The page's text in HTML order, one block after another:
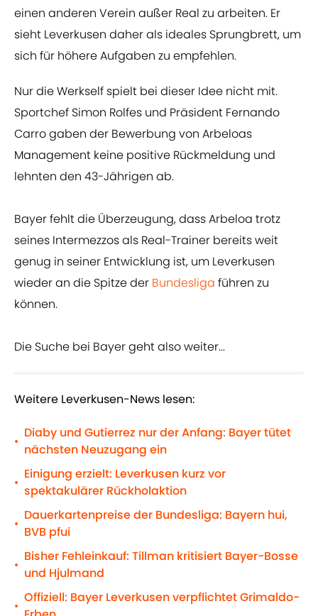
einen anderen Verein außer Real zu arbeiten. Er
sieht Leverkusen daher als ideales Sprungbrett, um
sich für höhere Aufgaben zu empfehlen.
Nur die Werkself spielt bei dieser Idee nicht mit.
Sportchef Simon Rolfes und Präsident Fernando
Carro gaben der Bewerbung von Arbeloas
Management keine positive Rückmeldung und
lehnten den 43-Jährigen ab.
Bayer fehlt die Überzeugung, dass Arbeloa trotz
seines Intermezzos als Real-Trainer bereits weit
genug in seiner Entwicklung ist, um Leverkusen
wieder an die Spitze der Bundesliga führen zu
können.
Die Suche bei Bayer geht also weiter...
Weitere Leverkusen-News lesen:
•
Diaby und Gutierrez nur der Anfang: Bayer tütet
nächsten Neuzugang ein
•
Einigung erzielt: Leverkusen kurz vor
spektakulärer Rückholaktion
•
Dauerkartenpreise der Bundesliga: Bayern hui,
BVB pfui
•
Bisher Fehleinkauf: Tillman kritisiert Bayer-Bosse
und Hjulmand
•
Offiziell: Bayer Leverkusen verpflichtet Grimaldo-